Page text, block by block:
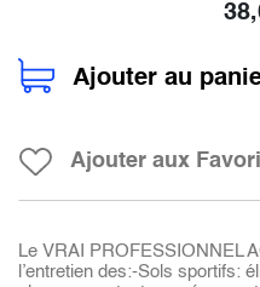
Ajouter au
Ajouter aux
Le VRAI PROFESSIONNEL
l’entretien des:-Sols sportifs: